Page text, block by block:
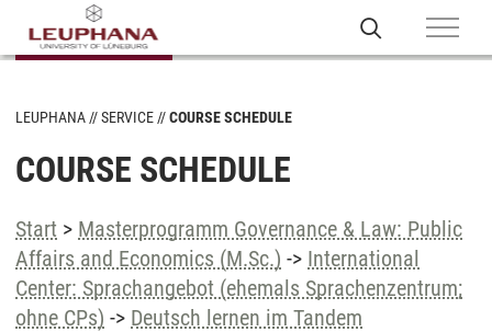
LEUPHANA SERVICE COURSE SCHEDULE
COURSE SCHEDULE
Start > Masterprogramm Governance & Law: Public
Affairs and Economics (M.Sc.) -> International
Center: Sprachangebot (ehemals Sprachenzentrum;
ohne CPs) -> Deutsch lernen im Tandem